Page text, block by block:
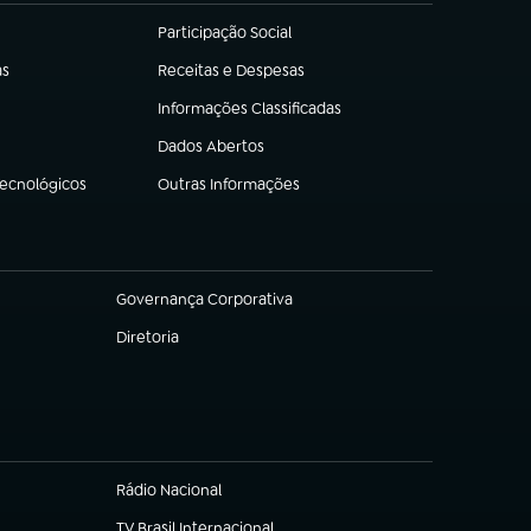
Participação Social
(abre em nova aba)
Receitas e Despesas
(abre em nova aba)
Informações Classificadas
(abre em nova aba)
Dados Abertos
(abre em nova aba)
Outras Informações
(abre em nova aba)
Governança Corporativa
(abre em nova aba)
Diretoria
(abre em nova aba)
Rádio Nacional
(abre em nova aba)